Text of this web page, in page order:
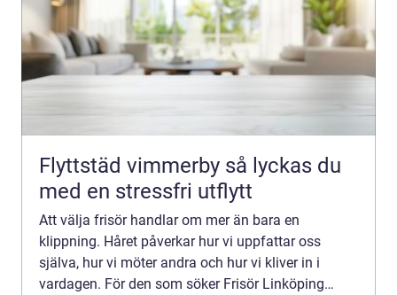
Flyttstäd vimmerby så lyckas du
med en stressfri utflytt
Att välja frisör handlar om mer än bara en
klippning. Håret påverkar hur vi uppfattar oss
själva, hur vi möter andra och hur vi kliver in i
vardagen. För den som söker Frisör Linköping